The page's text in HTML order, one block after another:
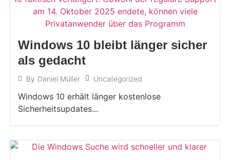
Windows 10 bleibt länger sicher
als gedacht
By Daniel Müller Uncategorized
Windows 10 erhält länger kostenlose
Sicherheitsupdates...